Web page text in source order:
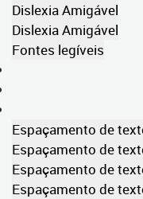
Dislexia Amigável
Dislexia Amigável
Fontes legíveis
Espaçamento de
Espaçamento de
Espaçamento de
Espaçamento de